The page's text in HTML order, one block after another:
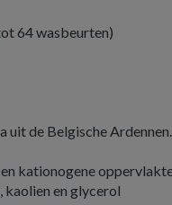
64 wasbeurten)
de Belgische
kationogene
en glycerol